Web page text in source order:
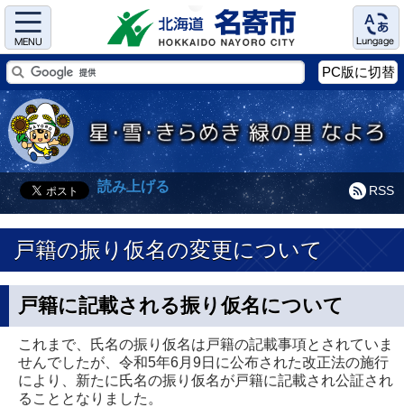
Menu Language
PC版に切替
RSS
読み上げる
戸籍の振り仮名の変更について
戸籍に記載される振り仮名について
これまで、氏名の振り仮名は戸籍の記載事項とされていま
せんでしたが、令和5年6月9日に公布された改正法の施行
により、新たに氏名の振り仮名が戸籍に記載され公証され
ることとなりました。